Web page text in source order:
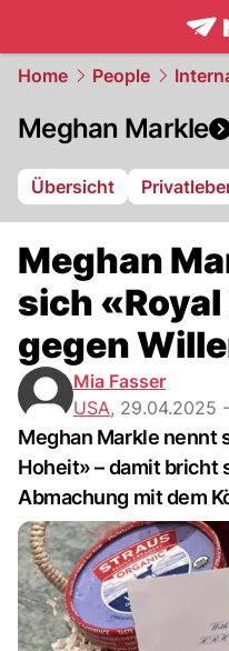
Home People
Meghan Markle
Übersicht
Meghan
sich
gegen
Mia Fasser
USA, 29.04.2025 -
Meghan Markle nennt
Hoheit» – damit bricht
Abmachung mit dem